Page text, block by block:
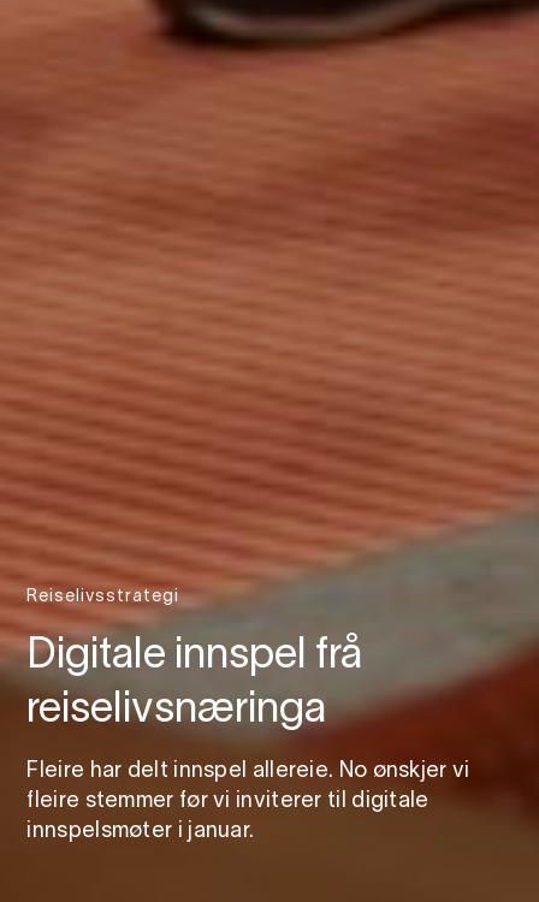
Reiselivsstrategi
Digitale innspel frå
reiselivsnæringa
Fleire har delt innspel allereie. No ønskjer vi
fleire stemmer før vi inviterer til digitale
innspelsmøter i januar.